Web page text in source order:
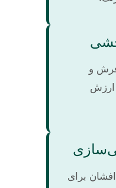
فرش و
ارزش
برای